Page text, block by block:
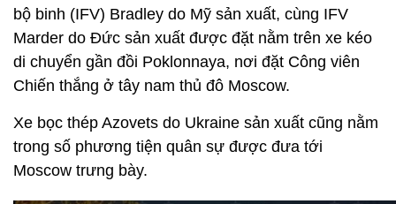
bộ binh (IFV) Bradley do Mỹ sản xuất, cùng IFV
Marder do Đức sản xuất được đặt nằm trên xe kéo
di chuyển gần đồi Poklonnaya, nơi đặt Công viên
Chiến thắng ở tây nam thủ đô Moscow.
Xe bọc thép Azovets do Ukraine sản xuất cũng nằm
trong số phương tiện quân sự được đưa tới
Moscow trưng bày.